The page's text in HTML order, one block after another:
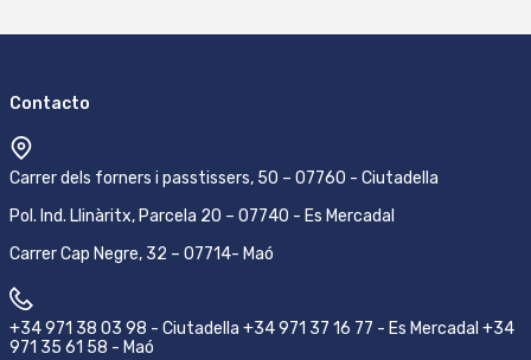
Contacto
Carrer dels forners i passtissers, 50 – 07760 - Ciutadella
Pol. Ind. Llinàritx, Parcela 20 – 07740 - Es Mercadal
Carrer Cap Negre, 32 – 07714- Maó
+34 971 38 03 98 - Ciutadella +34 971 37 16 77 - Es Mercadal +34
971 35 61 58 - Maó